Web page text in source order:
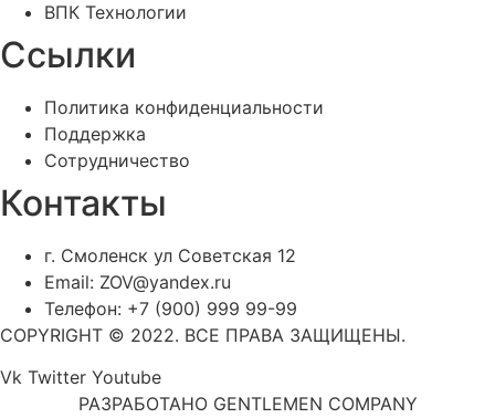
ВПК Технологии
Ссылки
Политика конфиденциальности
Поддержка
Сотрудничество
Контакты
г. Смоленск ул Советская 12
Email: ZOV@yandex.ru
Телефон: +7 (900) 999 99-99
COPYRIGHT © 2022. ВСЕ ПРАВА ЗАЩИЩЕНЫ.
Vk Twitter Youtube
РАЗРАБОТАНО GENTLEMEN COMPANY